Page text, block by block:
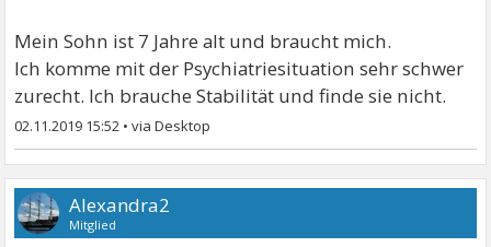
Mein Sohn ist 7 Jahre alt und braucht mich.
Ich komme mit der Psychiatriesituation sehr schwer
zurecht. Ich brauche Stabilität und finde sie nicht.
02.11.2019 15:52 •
Alexandra2
Mitglied